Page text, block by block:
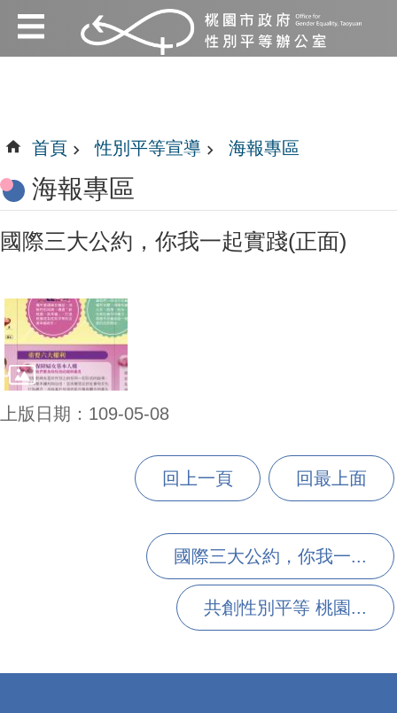
跳到主要內容區塊
:::
:::
首頁 性別平等宣導 海報專區
海報專區
國際三大公約，你我一起實踐(正面)
上版日期：109-05-08
回上一頁 回最上面
國際三大公約，你我一...
共創性別平等 桃園...